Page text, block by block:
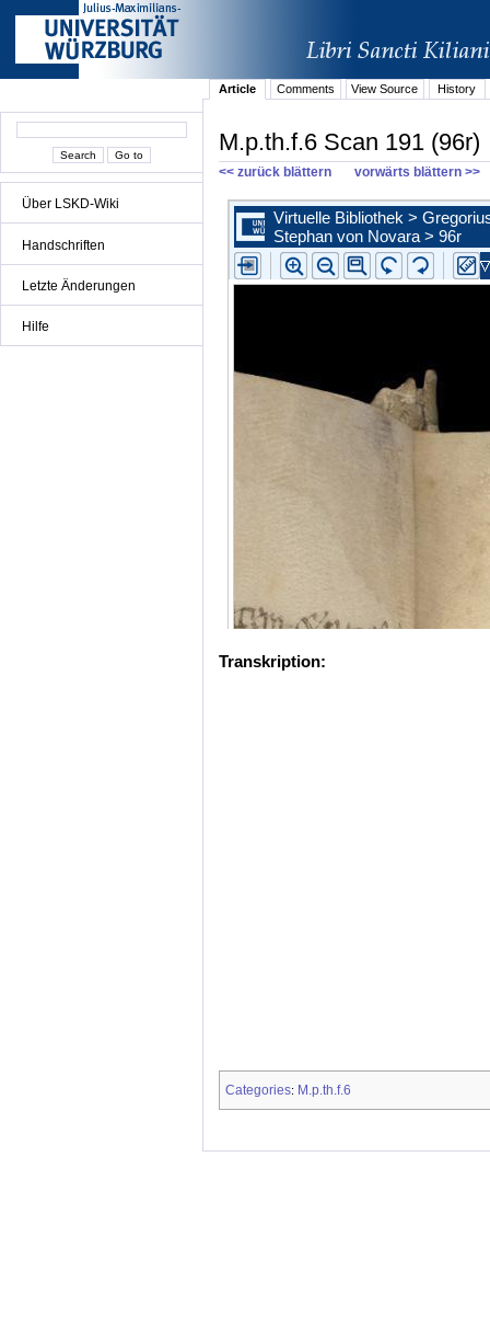
Über LSKD-Wiki
Handschriften
Letzte Änderungen
Hilfe
Article Comments View Source History
M.p.th.f.6 Scan 191 (96r)
<< zurück blättern vorwärts blättern >>
Transkription:
Categories: M.p.th.f.6